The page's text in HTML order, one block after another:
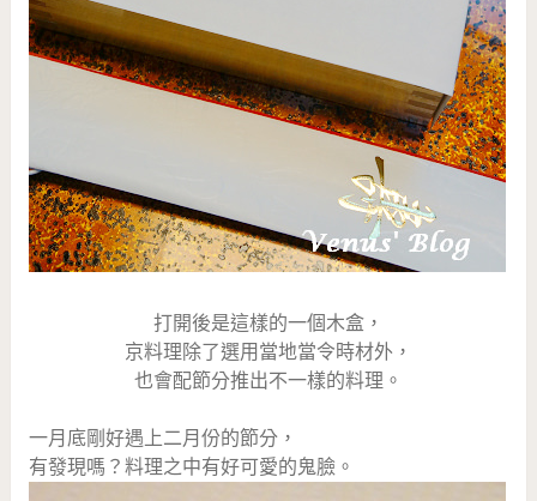
打開後是這樣的一個木盒，
京料理除了選用當地當令時材外，
也會配節分推出不一樣的料理。
一月底剛好遇上二月份的節分，
有發現嗎？料理之中有好可愛的鬼臉。